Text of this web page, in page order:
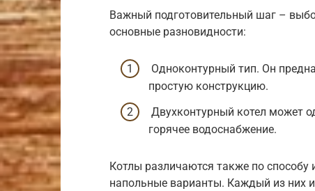
Важный подготовительный шаг –
основные разновидности:
Одноконтурный тип. Он
простую конструкцию.
Двухконтурный котел может
горячее водоснабжение.
Котлы различаются также по
напольные варианты. Каждый из них